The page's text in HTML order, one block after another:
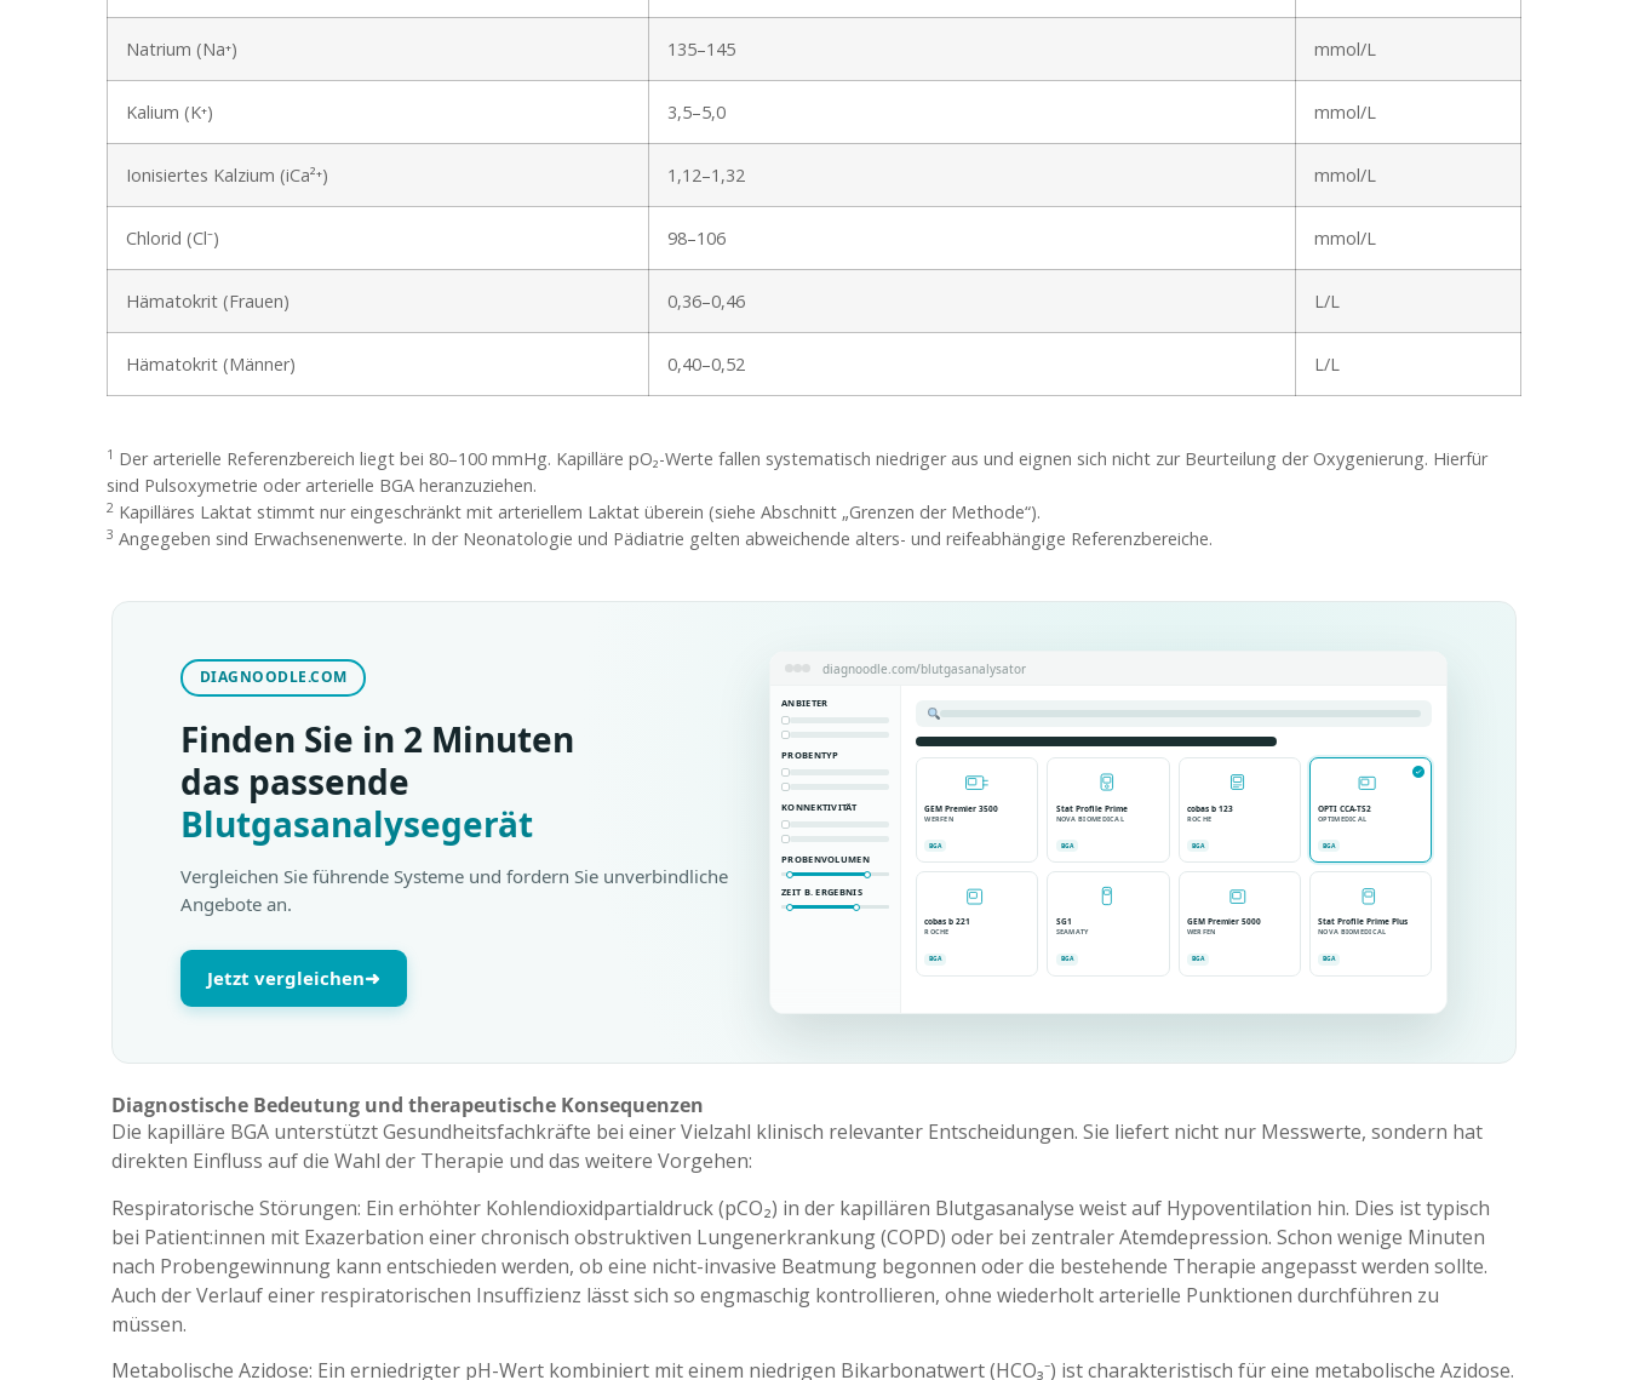
Natrium (Na⁺) 135–145 mmol/L
Kalium (K⁺) 3,5–5,0 mmol/L
Ionisiertes Kalzium (iCa²⁺) 1,12–1,32 mmol/L
Chlorid (Cl⁻) 98–106 mmol/L
Hämatokrit (Frauen) 0,36–0,46 L/L
Hämatokrit (Männer) 0,40–0,52 L/L
1 Der arterielle Referenzbereich liegt bei 80–100 mmHg. Kapilläre pO₂-Werte fallen systematisch niedriger aus und eignen sich nicht zur Beurteilung der Oxygenierung. Hierfür
sind Pulsoxymetrie oder arterielle BGA heranzuziehen.
2 Kapilläres Laktat stimmt nur eingeschränkt mit arteriellem Laktat überein (siehe Abschnitt „Grenzen der Methode“).
3 Angegeben sind Erwachsenenwerte. In der Neonatologie und Pädiatrie gelten abweichende alters- und reifeabhängige Referenzbereiche.
DIAGNOODLE.COM
Finden Sie in 2 Minuten
das passende
Blutgasanalysegerät
Vergleichen Sie führende Systeme und fordern Sie unverbindliche
Angebote an.
Jetzt vergleichen➜
diagnoodle.com/blutgasanalysator
ANBIETER
PROBENTYP
KONNEKTIVITÄT
PROBENVOLUMEN
ZEIT B. ERGEBNIS
GEM Premier 3500
WERFEN
BGA
Stat Profile Prime
NOVA BIOMEDICAL
BGA
cobas b 123
ROCHE
BGA
OPTI CCA-TS2
OPTIMEDICAL
BGA
cobas b 221
ROCHE
BGA
SG1
SEAMATY
BGA
GEM Premier 5000
WERFEN
BGA
Stat Profile Prime Plus
NOVA BIOMEDICAL
BGA
Diagnostische Bedeutung und therapeutische Konsequenzen
Die kapilläre BGA unterstützt Gesundheitsfachkräfte bei einer Vielzahl klinisch relevanter Entscheidungen. Sie liefert nicht nur Messwerte, sondern hat
direkten Einfluss auf die Wahl der Therapie und das weitere Vorgehen:
Respiratorische Störungen: Ein erhöhter Kohlendioxidpartialdruck (pCO₂) in der kapillären Blutgasanalyse weist auf Hypoventilation hin. Dies ist typisch
bei Patient:innen mit Exazerbation einer chronisch obstruktiven Lungenerkrankung (COPD) oder bei zentraler Atemdepression. Schon wenige Minuten
nach Probengewinnung kann entschieden werden, ob eine nicht-invasive Beatmung begonnen oder die bestehende Therapie angepasst werden sollte.
Auch der Verlauf einer respiratorischen Insuffizienz lässt sich so engmaschig kontrollieren, ohne wiederholt arterielle Punktionen durchführen zu
müssen.
Metabolische Azidose: Ein erniedrigter pH-Wert kombiniert mit einem niedrigen Bikarbonatwert (HCO₃⁻) ist charakteristisch für eine metabolische Azidose.